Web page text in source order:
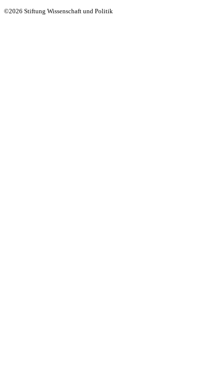
©2026 Stiftung Wissenschaft und Politik